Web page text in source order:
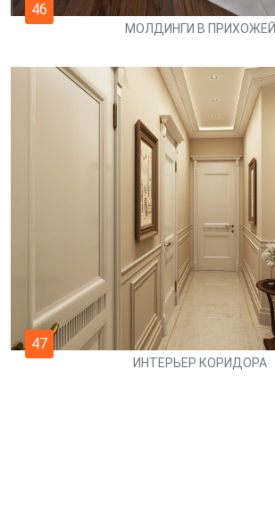
46
МОЛДИНГИ В ПРИХОЖЕЙ
47
ИНТЕРЬЕР КОРИДОРА